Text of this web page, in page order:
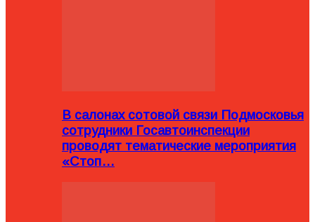
В салонах сотовой связи Подмосковья
сотрудники Госавтоинспекции
проводят тематические мероприятия
«Стоп…